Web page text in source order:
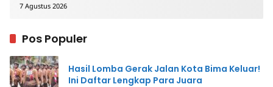
7 Agustus 2026
Pos Populer
Hasil Lomba Gerak Jalan Kota Bima Keluar!
Ini Daftar Lengkap Para Juara